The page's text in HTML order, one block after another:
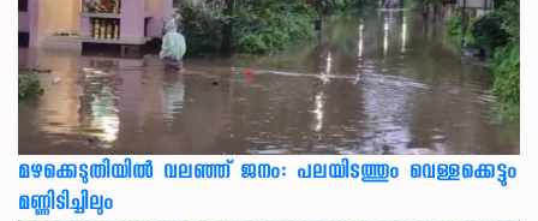
മഴക്കെടുതിയിൽ വലഞ്ഞ് ജനം: പലയിടത്തും വെള്ളക്കെട്ടും
മണ്ണിടിച്ചിലും